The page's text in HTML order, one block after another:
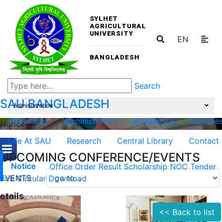
SYLHET
AGRICULTURAL
UNIVERSITY
BANGLADESH
EN
Search
SAUBANGLADESH
About Sau Administration Academics
Life At SAU
Research Central Library Contact
UPCOMING CONFERENCE/EVENTS
EVENTS
Administration
Notice
Notice Office Order Result Scholarship NOC Tender
Job Circular Download
<< Back to list